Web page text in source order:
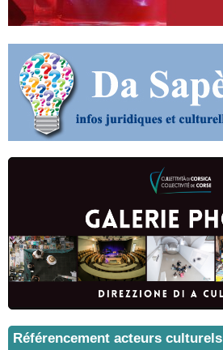
Référencement acteurs culturels